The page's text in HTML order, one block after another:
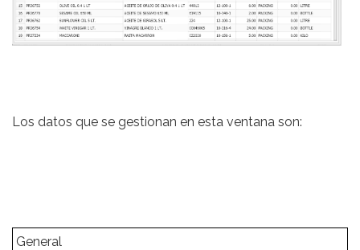
Los datos que se gestionan en esta ventana son:
General